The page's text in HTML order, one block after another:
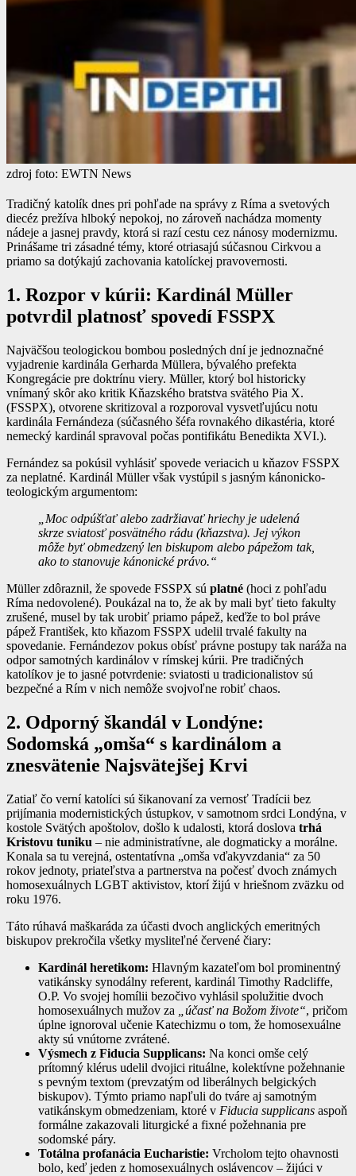
zdroj foto: EWTN News
Tradičný katolík dnes pri pohľade na správy z Ríma a svetových
diecéz prežíva hlboký nepokoj, no zároveň nachádza momenty
nádeje a jasnej pravdy, ktorá si razí cestu cez nánosy modernizmu.
Prinášame tri zásadné témy, ktoré otriasajú súčasnou Cirkvou a
priamo sa dotýkajú zachovania katolíckej pravovernosti.
1. Rozpor v kúrii: Kardinál Müller
potvrdil platnosť spovedí FSSPX
Najväčšou teologickou bombou posledných dní je jednoznačné
vyjadrenie kardinála Gerharda Müllera, bývalého prefekta
Kongregácie pre doktrínu viery. Müller, ktorý bol historicky
vnímaný skôr ako kritik Kňazského bratstva svätého Pia X.
(FSSPX), otvorene skritizoval a rozporoval vysvetľujúcu notu
kardinála Fernándeza (súčasného šéfa rovnakého dikastéria, ktoré
nemecký kardinál spravoval počas pontifikátu Benedikta XVI.).
Fernández sa pokúsil vyhlásiť spovede veriacich u kňazov FSSPX
za neplatné. Kardinál Müller však vystúpil s jasným kánonicko-
teologickým argumentom:
„Moc odpúšťať alebo zadržiavať hriechy je udelená
skrze sviatosť posvätného rádu (kňazstva). Jej výkon
môže byť obmedzený len biskupom alebo pápežom tak,
ako to stanovuje kánonické právo.“
Müller zdôraznil, že spovede FSSPX sú platné (hoci z pohľadu
Ríma nedovolené). Poukázal na to, že ak by mali byť tieto fakulty
zrušené, musel by tak urobiť priamo pápež, keďže to bol práve
pápež František, kto kňazom FSSPX udelil trvalé fakulty na
spovedanie. Fernándezov pokus obísť právne postupy tak naráža na
odpor samotných kardinálov v rímskej kúrii. Pre tradičných
katolíkov je to jasné potvrdenie: sviatosti u tradicionalistov sú
bezpečné a Rím v nich nemôže svojvoľne robiť chaos.
2. Odporný škandál v Londýne:
Sodomská „omša“ s kardinálom a
znesvätenie Najsvätejšej Krvi
Zatiaľ čo verní katolíci sú šikanovaní za vernosť Tradícii bez
prijímania modernistických ústupkov, v samotnom srdci Londýna, v
kostole Svätých apoštolov, došlo k udalosti, ktorá doslova trhá
Kristovu tuniku – nie administratívne, ale dogmaticky a morálne.
Konala sa tu verejná, ostentatívna „omša vďakyvzdania“ za 50
rokov jednoty, priateľstva a partnerstva na počesť dvoch známych
homosexuálnych LGBT aktivistov, ktorí žijú v hriešnom zväzku od
roku 1976.
Táto rúhavá maškaráda za účasti dvoch anglických emeritných
biskupov prekročila všetky mysliteľné červené čiary:
Kardinál heretikom: Hlavným kazateľom bol prominentný
vatikánsky synodálny referent, kardinál Timothy Radcliffe,
O.P. Vo svojej homílii bezočivo vyhlásil spolužitie dvoch
homosexuálnych mužov za
„účasť na Božom živote“, pričom
úplne ignoroval učenie Katechizmu o tom, že homosexuálne
akty sú vnútorne zvrátené.
Výsmech z Fiducia Supplicans: Na konci omše celý
prítomný klérus udelil dvojici rituálne, kolektívne požehnanie
s pevným textom (prevzatým od liberálnych belgických
biskupov). Týmto priamo napľuli do tváre aj samotným
vatikánskym obmedzeniam, ktoré v Fiducia supplicans aspoň
formálne zakazovali liturgické a fixné požehnania pre
sodomské páry.
Totálna profanácia Eucharistie: Vrcholom tejto ohavnosti
bolo, keď jeden z homosexuálnych oslávencov – žijúci v